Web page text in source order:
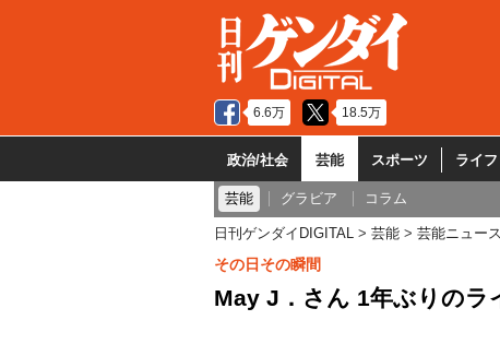
6.6万 18.5万
政治/社会 芸能 スポーツ ライフ
芸能 グラビア コラム
日刊ゲンダイDIGITAL 芸能 芸能ニュース
その日その瞬間
May J．さん 1年ぶりの